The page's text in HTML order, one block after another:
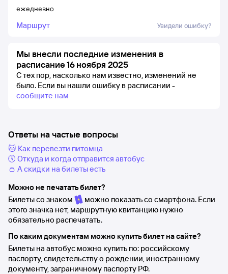
ежедневно
Маршрут Увидели ошибку?
Мы внесли последние изменения в
расписание 16 ноября 2025
С тех пор, насколько нам известно, изменений не
было. Если вы нашли ошибку в расписании -
сообщите нам
Ответы на частые вопросы
🐱 Как перевезти питомца
🕔 Откуда и когда отправится автобус
👛 А скидки на билеты есть
Можно не печатать билет?
Билеты со знаком
можно показать со смартфона. Если
этого значка нет, маршрутную квитанцию нужно
обязательно распечатать.
По каким документам можно купить билет на сайте?
Билеты на автобус можно купить по: российскому
паспорту, свидетельству о рождении, иностранному
документу, заграничному паспорту РФ.